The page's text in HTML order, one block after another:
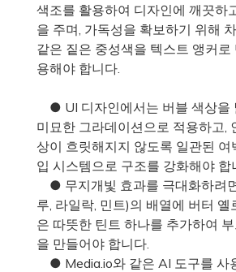
색조를 활용하여 디자인에 깨끗하
을 주며, 가독성을 확보하기 위해
같은 짙은 중성색을 텍스트 앵커로
용해야 합니다.
● UI 디자인에서는 버블 색상을
미묘한 그라데이션으로 적용하고,
상이 흐릿해지지 않도록 일관된 여
입 시스템으로 구조를 강화해야 합
● 무지개빛 효과를 극대화하려
루, 라일락, 민트)의 배열에 버터 옐
은 따뜻한 틴트 하나를 추가하여
을 만들어야 합니다.
● Media.io와 같은 AI 도구를 사